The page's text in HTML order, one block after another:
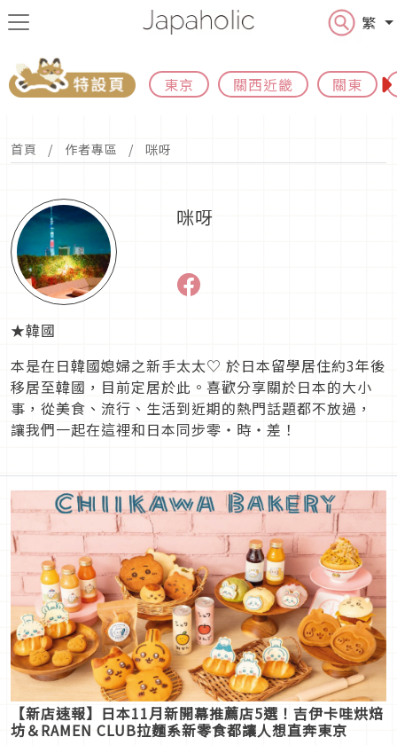
繁
東京 關西近畿 關東
首頁 作者專區 咪呀
咪呀
★韓國
本是在日韓國媳婦之新手太太♡ 於日本留學居住約3年後
移居至韓國，目前定居於此。喜歡分享關於日本的大小
事，從美食、流行、生活到近期的熱門話題都不放過，
讓我們一起在這裡和日本同步零・時・差！
【新店速報】日本11月新開幕推薦店5選！吉伊卡哇烘焙
坊＆RAMEN CLUB拉麵系新零食都讓人想直奔東京